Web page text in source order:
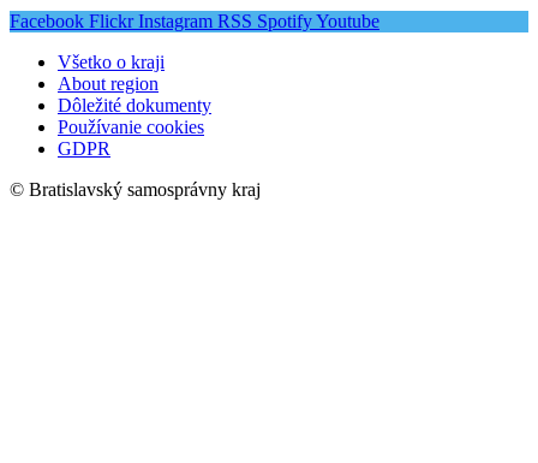
Facebook Flickr Instagram RSS SpotifyYoutube
Všetko o kraji
About region
Dôležité dokumenty
Používanie cookies
GDPR
© Bratislavský samosprávny kraj